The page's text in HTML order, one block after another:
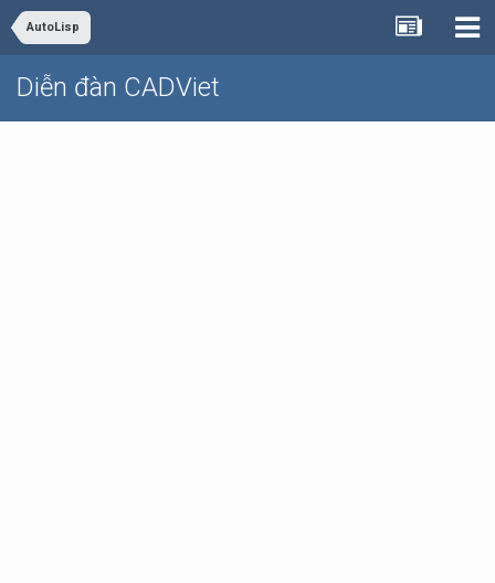
AutoLisp
Diễn đàn CADViet